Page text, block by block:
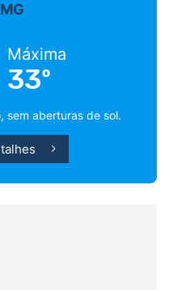
Máxima
33º
sem aberturas de sol.